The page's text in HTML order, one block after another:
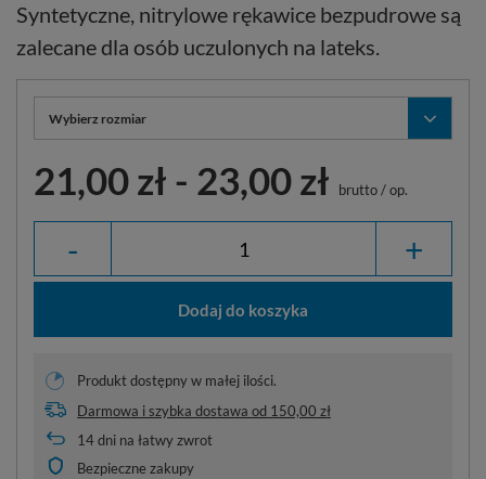
Syntetyczne, nitrylowe rękawice bezpudrowe są
zalecane dla osób uczulonych na lateks.
Wybierz rozmiar
21,00 zł - 23,00 zł brutto/op.
- +
Dodaj do koszyka
Produkt dostępny w małej ilości.
Darmowa i szybka dostawa od 150,00 zł
14dni na łatwy zwrot
Bezpieczne zakupy